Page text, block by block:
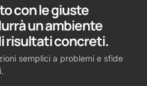
con le giuste
un ambiente
risultati concreti.
semplici a problemi e sfide